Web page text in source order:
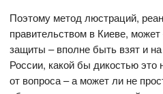
Поэтому метод люстраций,
правительством в Киеве,
защиты – вполне быть взят и
России, какой бы дикостью это
от вопроса – а может ли не